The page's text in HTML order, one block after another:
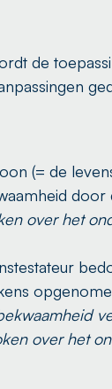
de
(= de
door
over het
over het